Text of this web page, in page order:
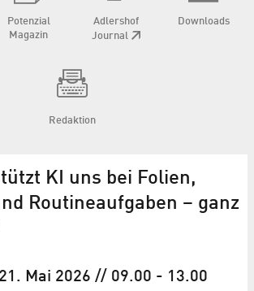
Potenzial
Magazin
Adlershof
Journal
Downloads
Redaktion
KI uns bei Folien,
Routineaufgaben – ganz
Mai 2026 // 09.00 - 13.00